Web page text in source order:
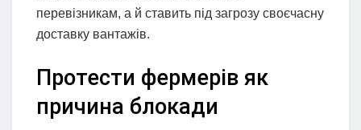
перевізникам, а й ставить під загрозу своєчасну
доставку вантажів.
Протести фермерів як
причина блокади